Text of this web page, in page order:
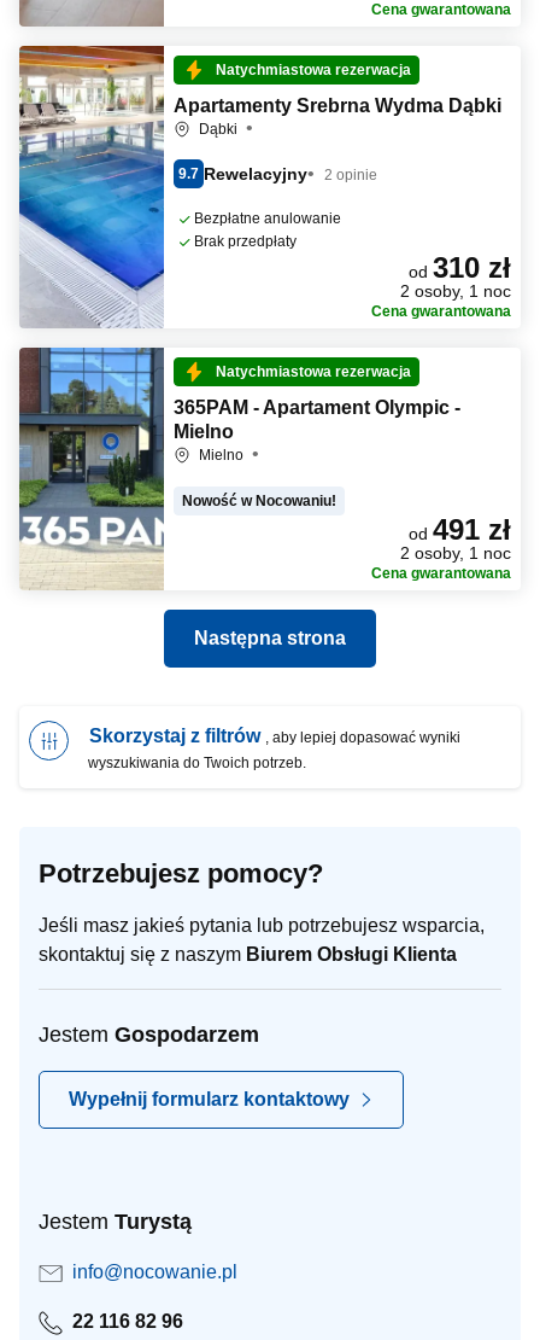
Cena gwarantowana
Natychmiastowa rezerwacja
Apartamenty Srebrna Wydma Dąbki
Dąbki
9.7 Rewelacyjny 2 opinie
Bezpłatne anulowanie
Brak przedpłaty
od 310 zł
2 osoby, 1 noc
Cena gwarantowana
Natychmiastowa rezerwacja
365PAM - Apartament Olympic -
Mielno
Mielno
Nowość w Nocowaniu!
od 491 zł
2 osoby, 1 noc
Cena gwarantowana
Następna strona
Skorzystaj z filtrów , aby lepiej dopasować wyniki
wyszukiwania do Twoich potrzeb.
Potrzebujesz pomocy?
Jeśli masz jakieś pytania lub potrzebujesz wsparcia,
skontaktuj się z naszym Biurem Obsługi Klienta
Jestem Gospodarzem
Wypełnij formularz kontaktowy
Jestem Turystą
info@nocowanie.pl
22 116 82 96